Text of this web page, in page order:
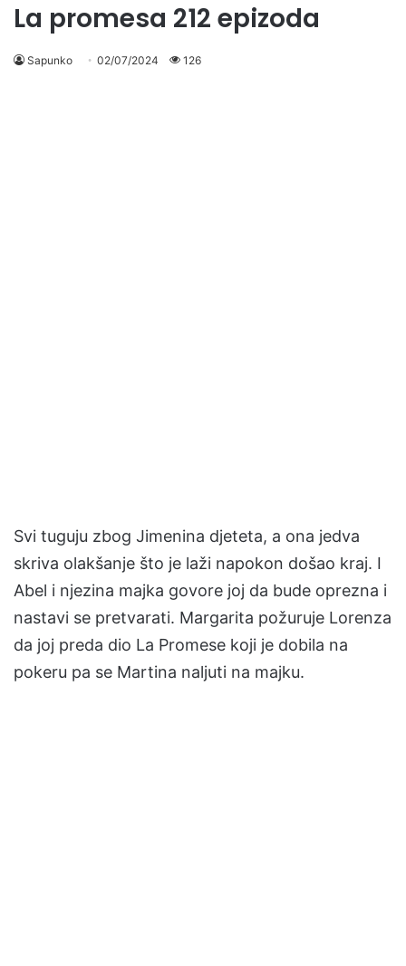
La promesa 212 epizoda
Sapunko 02/07/2024 126
Svi tuguju zbog Jimenina djeteta, a ona jedva
skriva olakšanje što je laži napokon došao kraj. I
Abel i njezina majka govore joj da bude oprezna i
nastavi se pretvarati. Margarita požuruje Lorenza
da joj preda dio La Promese koji je dobila na
pokeru pa se Martina naljuti na majku.